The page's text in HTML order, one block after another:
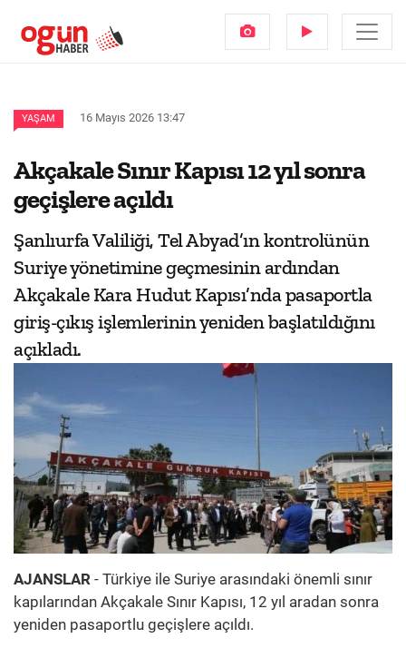
YAŞAM 16 Mayıs 2026 13:47
Akçakale Sınır Kapısı 12 yıl sonra
geçişlere açıldı
Şanlıurfa Valiliği, Tel Abyad’ın kontrolünün
Suriye yönetimine geçmesinin ardından
Akçakale Kara Hudut Kapısı’nda pasaportla
giriş-çıkış işlemlerinin yeniden başlatıldığını
açıkladı.
AJANSLAR - Türkiye ile Suriye arasındaki önemli sınır
kapılarından Akçakale Sınır Kapısı, 12 yıl aradan sonra
yeniden pasaportlu geçişlere açıldı.